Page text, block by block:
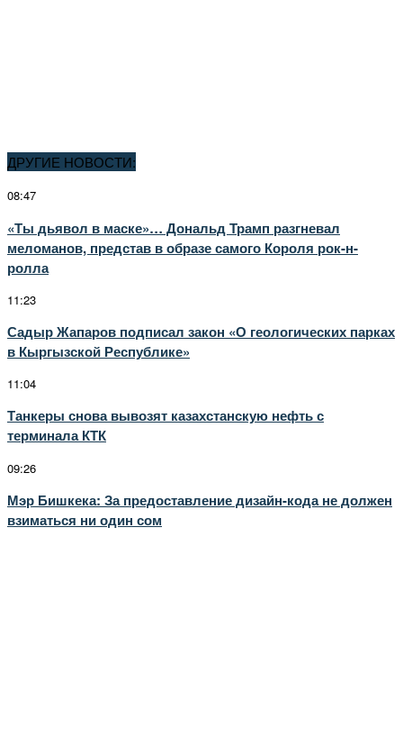
ДРУГИЕ НОВОСТИ:
08:47
«Ты дьявол в маске»… Дональд Трамп разгневал
меломанов, представ в образе самого Короля рок-н-
ролла
11:23
Садыр Жапаров подписал закон «О геологических парках
в Кыргызской Республике»
11:04
Танкеры снова вывозят казахстанскую нефть с
терминала КТК
09:26
Мэр Бишкека: За предоставление дизайн-кода не должен
взиматься ни один сом